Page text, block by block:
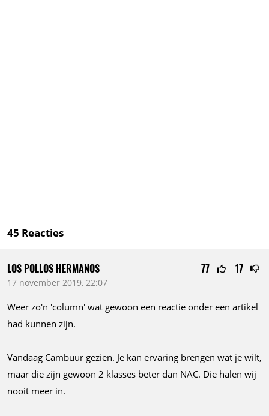
45 Reacties
77 17
LOS POLLOS HERMANOS
17 november 2019, 22:07
Weer zo'n 'column' wat gewoon een reactie onder een artikel
had kunnen zijn.
Vandaag Cambuur gezien. Je kan ervaring brengen wat je wilt,
maar die zijn gewoon 2 klasses beter dan NAC. Die halen wij
nooit meer in.